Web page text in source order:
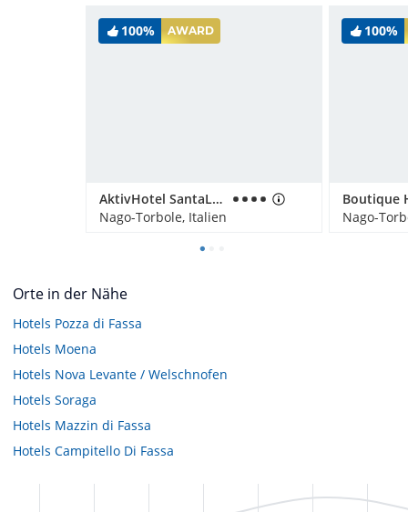
100% AWARD
AktivHotel SantaLucia
Nago-Torbole, Italien
100%
Nago-
Orte in der Nähe
Hotels Pozza di Fassa
Hotels Moena
Hotels Nova Levante / Welschnofen
Hotels Soraga
Hotels Mazzin di Fassa
Hotels Campitello Di Fassa